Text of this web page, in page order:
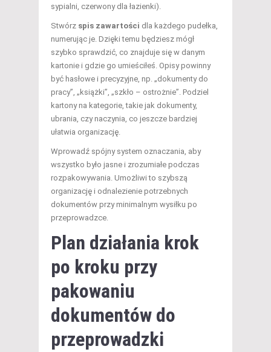
sypialni, czerwony dla łazienki).
Stwórz spis zawartości dla każdego pudełka,
numerując je. Dzięki temu będziesz mógł
szybko sprawdzić, co znajduje się w danym
kartonie i gdzie go umieściłeś. Opisy powinny
być hasłowe i precyzyjne, np. „dokumenty do
pracy”, „książki”, „szkło – ostrożnie”. Podziel
kartony na kategorie, takie jak dokumenty,
ubrania, czy naczynia, co jeszcze bardziej
ułatwia organizację.
Wprowadź spójny system oznaczania, aby
wszystko było jasne i zrozumiałe podczas
rozpakowywania. Umożliwi to szybszą
organizację i odnalezienie potrzebnych
dokumentów przy minimalnym wysiłku po
przeprowadzce.
Plan działania krok
po kroku przy
pakowaniu
dokumentów do
przeprowadzki